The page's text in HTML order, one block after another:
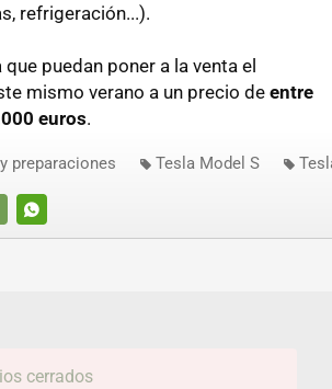
refrigeración...).
puedan poner a la venta el
mismo verano a un precio de entre
euros.
WHATSAPP
preparaciones Tesla Model S
cerrados